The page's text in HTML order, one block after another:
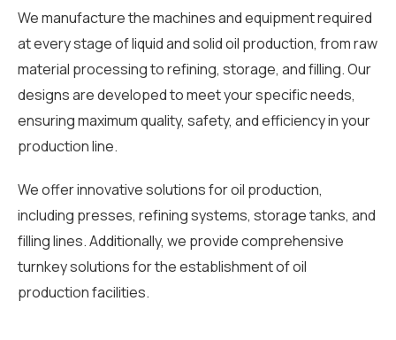
We manufacture the machines and equipment required
at every stage of liquid and solid oil production, from raw
material processing to refining, storage, and filling. Our
designs are developed to meet your specific needs,
ensuring maximum quality, safety, and efficiency in your
production line.
We offer innovative solutions for oil production,
including presses, refining systems, storage tanks, and
filling lines. Additionally, we provide comprehensive
turnkey solutions for the establishment of oil
production facilities.